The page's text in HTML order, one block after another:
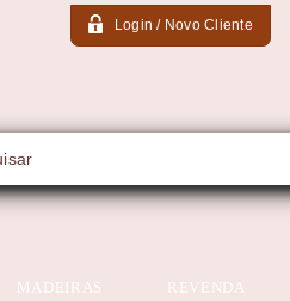
Login / Novo Cliente
MADEIRAS REVENDA